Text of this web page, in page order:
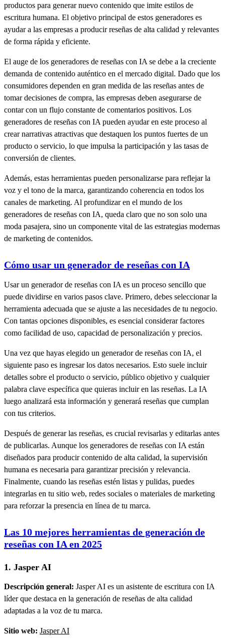
productos para generar nuevo contenido que imite estilos de
escritura humana. El objetivo principal de estos generadores es
ayudar a las empresas a producir reseñas de alta calidad y relevantes
de forma rápida y eficiente.
El auge de los generadores de reseñas con IA se debe a la creciente
demanda de contenido auténtico en el mercado digital. Dado que los
consumidores dependen en gran medida de las reseñas antes de
tomar decisiones de compra, las empresas deben asegurarse de
contar con un flujo constante de comentarios positivos. Los
generadores de reseñas con IA pueden ayudar en este proceso al
crear narrativas atractivas que destaquen los puntos fuertes de un
producto o servicio, lo que impulsa la participación y las tasas de
conversión de clientes.
Además, estas herramientas pueden personalizarse para reflejar la
voz y el tono de la marca, garantizando coherencia en todos los
canales de marketing. Al profundizar en el mundo de los
generadores de reseñas con IA, queda claro que no son solo una
moda pasajera, sino un componente vital de las estrategias modernas
de marketing de contenidos.
Cómo usar un generador de reseñas con IA
Usar un generador de reseñas con IA es un proceso sencillo que
puede dividirse en varios pasos clave. Primero, debes seleccionar la
herramienta adecuada que se ajuste a las necesidades de tu negocio.
Con tantas opciones disponibles, es esencial considerar factores
como facilidad de uso, capacidad de personalización y precios.
Una vez que hayas elegido un generador de reseñas con IA, el
siguiente paso es ingresar los datos necesarios. Esto suele incluir
detalles sobre el producto o servicio, público objetivo y cualquier
palabra clave específica que quieras incluir en las reseñas. La IA
luego analizará esta información y generará reseñas que cumplan
con tus criterios.
Después de generar las reseñas, es crucial revisarlas y editarlas antes
de publicarlas. Aunque los generadores de reseñas con IA están
diseñados para producir contenido de alta calidad, la supervisión
humana es necesaria para garantizar precisión y relevancia.
Finalmente, cuando las reseñas estén listas y pulidas, puedes
integrarlas en tu sitio web, redes sociales o materiales de marketing
para reforzar la presencia en línea de tu marca.
Las 10 mejores herramientas de generación de
reseñas con IA en 2025
1. Jasper AI
Descripción general: Jasper AI es un asistente de escritura con IA
líder que destaca en la generación de reseñas de alta calidad
adaptadas a la voz de tu marca.
Sitio web: Jasper AI